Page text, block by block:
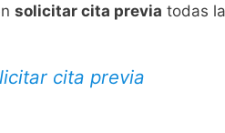
solicitar cita previa todas
cita previa